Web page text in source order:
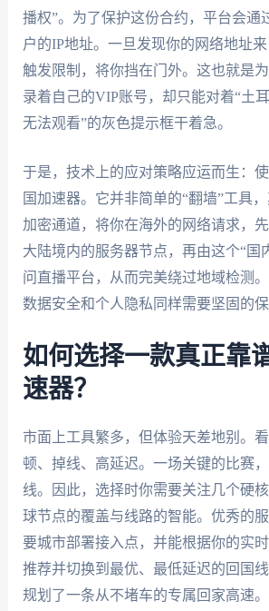
播权”。为了保护这份合约，平台会通
户的IP地址。一旦发现你的网络地址
触发限制，将你挡在门外。这也就是
录着自己的VIP账号，却只能对着“土
无法观看”的灰色提示框干着急。
于是，技术上的应对策略应运而生：
国加速器。它并非简单的“翻墙”工具
加密通道，将你在海外的网络请求，
大陆境内的服务器节点，再由这个“国
问直播平台，从而完美绕过地域检测
数据安全和个人隐私同样需要坚固的保
如何选择一款真正靠
速器？
市面上工具繁多，但体验天差地别。
顿、掉线、高延迟。一场关键的比赛
线。因此，选择时你需要关注几个硬
球节点的覆盖与线路的智能。优秀的
要城市部署接入点，并能根据你的实
推荐并切换到最优、最低延迟的回国
规划了一条从不堵车的专属回家高速。